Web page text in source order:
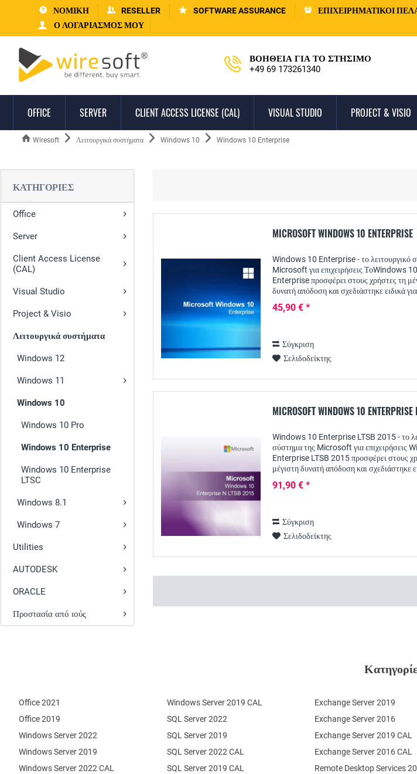
ΝΟΜΙΚΗ RESELLER SOFTWARE ASSURANCE ΕΠΙΧΕΙΡΗΜΑΤΙΚΟΊ
Ο ΛΟΓΑΡΙΑΣΜΌΣ ΜΟΥ
ΒΟΉΘΕΙΑ ΓΙΑ ΤΟ ΣΤΉΣΙΜΟ
+49 69 173261340
OFFICE SERVER CLIENT ACCESS LICENSE (CAL) VISUAL STUDIO PROJECT & VISIO
Wiresoft Λειτουργικά συστήματα Windows 10 Windows 10 Enterprise
ΚΑΤΗΓΟΡΊΕΣ
Office
Server
Client Access License
(CAL)
Visual Studio
Project & Visio
Λειτουργικά συστήματα
Windows 12
Windows 11
Windows 10
Windows 10 Pro
Windows 10 Enterprise
Windows 10 Enterprise
LTSC
Windows 8.1
Windows 7
Utilities
AUTODESK
ORACLE
Προστασία από ιούς
MICROSOFT WINDOWS 10 ENTERPRISE
Windows 10 Enterprise - το λειτουργικό
Microsoft για επιχειρήσεις ΤοWindows 10
Enterprise προσφέρει στους χρήστες τη
δυνατή απόδοση και σχεδιάστηκε ειδικά για
ως...
45,90 € *
Σύγκριση
Σελιδοδείκτης
MICROSOFT WINDOWS 10
Windows 10 Enterprise LTSB 2015 - το
σύστημα της Microsoft για επιχειρήσεις
Enterprise LTSB 2015 προσφέρει στους
μέγιστη δυνατή απόδοση και σχεδιάστηκε
91,90 € *
Σύγκριση
Σελιδοδείκτης
Office 2021
Office 2019
Windows Server 2022
Windows Server 2019
Exchange Server 2019
Exchange Server 2016
SQL Server 2022
SQL Server 2019
Windows Server 2022 CAL
Windows Server 2019 CAL
SQL Server 2022 CAL
SQL Server 2019 CAL
Remote Desktop Services
Exchange Server 2019 CAL
Exchange Server 2016 CAL